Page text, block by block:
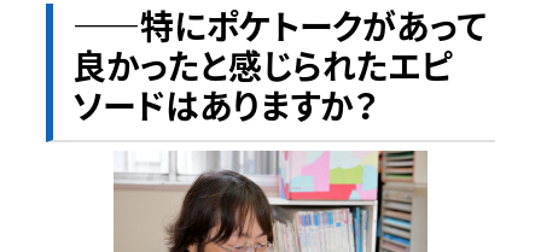
――特にポケトークがあって
良かったと感じられたエピ
ソードはありますか？